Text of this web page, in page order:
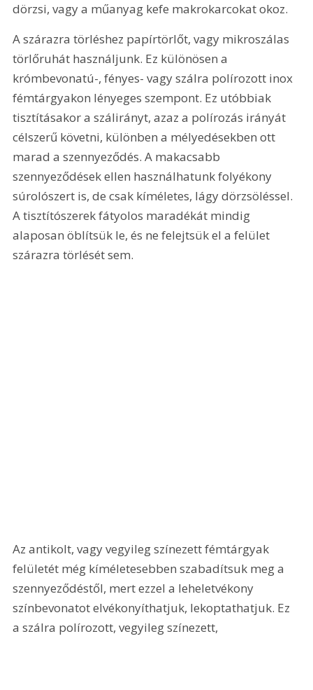
dörzsi, vagy a műanyag kefe makrokarcokat okoz.
A szárazra törléshez papírtörlőt, vagy mikroszálas
törlőruhát használjunk. Ez különösen a
krómbevonatú-, fényes- vagy szálra polírozott inox
fémtárgyakon lényeges szempont. Ez utóbbiak
tisztításakor a szálirányt, azaz a polírozás irányát
célszerű követni, különben a mélyedésekben ott
marad a szennyeződés. A makacsabb
szennyeződések ellen használhatunk folyékony
súrolószert is, de csak kíméletes, lágy dörzsöléssel.
A tisztítószerek fátyolos maradékát mindig
alaposan öblítsük le, és ne felejtsük el a felület
szárazra törlését sem.
Az antikolt, vagy vegyileg színezett fémtárgyak
felületét még kíméletesebben szabadítsuk meg a
szennyeződéstől, mert ezzel a leheletvékony
színbevonatot elvékonyíthatjuk, lekoptathatjuk. Ez
a szálra polírozott, vegyileg színezett,